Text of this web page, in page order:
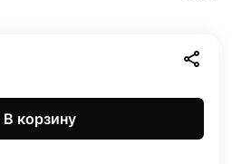
В корзину